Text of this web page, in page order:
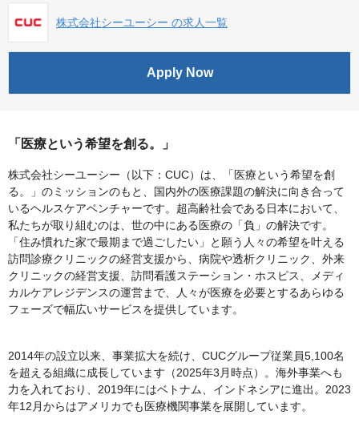
株式会社シーユーシー の求人一覧
Apply Now
「医療という希望を創る。」
株式会社シーユーシー（以下：CUC）は、「医療という希望を創
る。」のミッションのもと、国内外の医療課題の解決に向き合って
いるヘルスケアベンチャーです。超高齢社会である日本において、
私たちが取り組むのは、世の中にある医療の「負」の解決です。
「住み慣れた家で最期まで過ごしたい」と願う人々の希望を叶える
訪問診療クリニックの経営支援から、病院や透析クリニック、外来
クリニックの経営支援、訪問看護ステーション・ホスピス、メディ
カルケアレジデンスの運営まで、人々が医療を必要とするあらゆる
フェーズで幅広いサービスを提供しています。
2014年の設立以来、事業拡大を続け、CUCグループ従業員5,100名
を超える組織に成長しています（2025年3月時点）。海外事業へも
力を入れており、2019年にはベトナム、インドネシアに進出。2023
年12月からはアメリカでも医療機関事業を展開しています。